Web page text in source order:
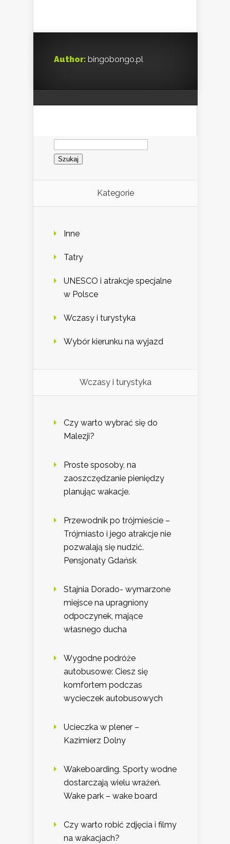
Author: bingobongo.pl
Szukaj:
Kategorie
Inne
Tatry
UNESCO i atrakcje specjalne
w Polsce
Wczasy i turystyka
Wybór kierunku na wyjazd
Wczasy i turystyka
Czy warto wybrać się do
Malezji?
Proste sposoby, na
zaoszczędzanie pieniędzy
planując wakacje.
Przewodnik po trójmieście –
Trójmiasto i jego atrakcje nie
pozwalają się nudzić.
Pensjonaty Gdańsk
Stajnia Dorado- wymarzone
miejsce na upragniony
odpoczynek, mające
własnego ducha
Wygodne podróże
autobusowe: Ciesz się
komfortem podczas
wycieczek autobusowych
Ucieczka w plener –
Kazimierz Dolny
Wakeboarding. Sporty wodne
dostarczają wielu wrażeń.
Wake park – wake board
Czy warto robić zdjęcia i filmy
na wakacjach?